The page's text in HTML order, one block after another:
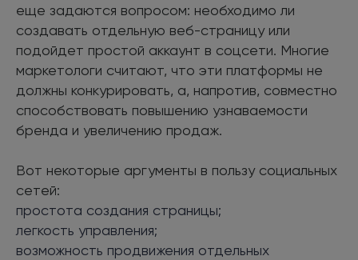
еще задаются вопросом: необходимо ли
создавать отдельную веб-страницу или
подойдет простой аккаунт в соцсети. Многие
маркетологи считают, что эти платформы не
должны конкурировать, а, напротив, совместно
способствовать повышению узнаваемости
бренда и увеличению продаж.
Вот некоторые аргументы в пользу социальных
сетей:
простота создания страницы;
легкость управления;
возможность продвижения отдельных